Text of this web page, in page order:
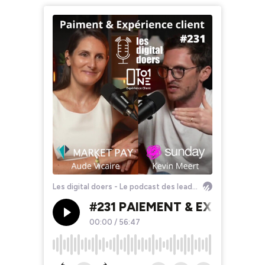
Les digital doers - Le podcast des leaders du retail et du e-commerce
#231 PAIEMENT &
00:00 / 56:47